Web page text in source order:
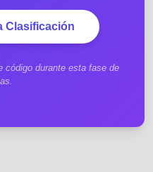
Clasificación
código durante esta fase de